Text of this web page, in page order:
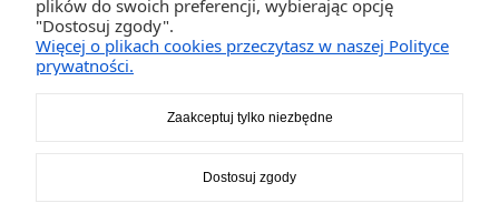
2K-Invest Sp. j. Ul. Św. Wojciecha 60, 41-922 Radzionków, śląskie NIP: 645-241-94-
plików do swoich preferencji, wybierając opcję
"Dostosuj zgody".
Więcej o plikach cookies przeczytasz w naszej Polityce
prywatności.
Zaakceptuj tylko niezbędne
Dostosuj zgody